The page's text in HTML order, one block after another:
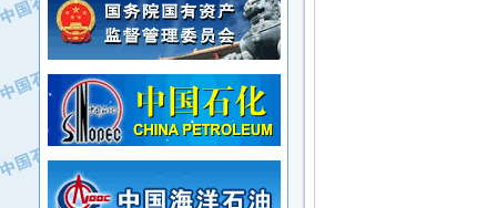
·中石化西南石油局井下工程处
·大庆油田石油专用设备有限公司
·江苏丹化集团有限责任公司
·中核苏阀科技实业股份有限公司
·山特电子（深圳）有限公司
·常州市中兴石油化工助剂有限公司
·姜堰市三联助剂有限公司
·四川中光高技术研究所有限责任公司
·中国石化茂名石化分公司
·中国石油大港油田分公司
·中油油气勘探软件国家工程研究中心
·西安长庆钻宇集团咸阳石化有限公司
·新疆新冠控制系统工程有限公司
·新疆安维消防设施器材有限公司
·华北石油津工机械制造有限公司